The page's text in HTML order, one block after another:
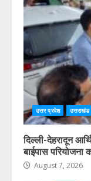
उत्तर प्रदेश उत्तराखंड
दिल्ली-देहरादून
बाईपास परियोजना
August 7, 2026